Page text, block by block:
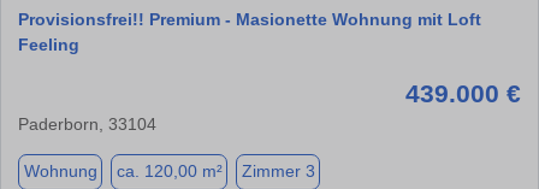
Provisionsfrei!! Premium - Masionette Wohnung mit Loft
Feeling
439.000 €
Paderborn, 33104
Wohnung ca. 120,00 m² Zimmer 3